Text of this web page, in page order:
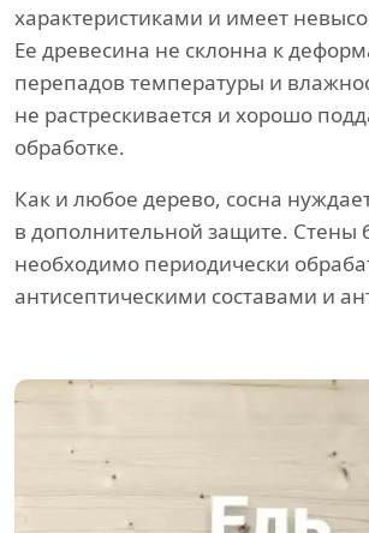
характеристиками и имеет
Ее древесина не склонна к
перепадов температуры и
не растрескивается и хорошо
обработке.
Как и любое дерево, сосна
в дополнительной защите. Стены
необходимо периодически
антисептическими составами и